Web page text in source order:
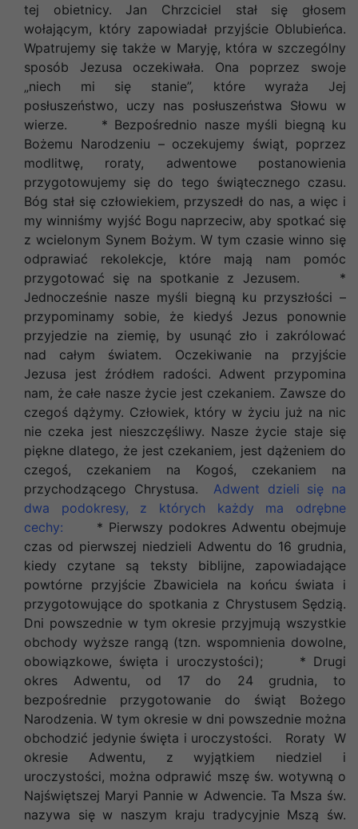
tej obietnicy. Jan Chrzciciel stał się głosem
wołającym, który zapowiadał przyjście Oblubieńca.
Wpatrujemy się także w Maryję, która w szczególny
sposób Jezusa oczekiwała. Ona poprzez swoje
„niech mi się stanie”, które wyraża Jej
posłuszeństwo, uczy nas posłuszeństwa Słowu w
wierze. * Bezpośrednio nasze myśli biegną ku
Bożemu Narodzeniu – oczekujemy świąt, poprzez
modlitwę, roraty, adwentowe postanowienia
przygotowujemy się do tego świątecznego czasu.
Bóg stał się człowiekiem, przyszedł do nas, a więc i
my winniśmy wyjść Bogu naprzeciw, aby spotkać się
z wcielonym Synem Bożym. W tym czasie winno się
odprawiać rekolekcje, które mają nam pomóc
przygotować się na spotkanie z Jezusem. *
Jednocześnie nasze myśli biegną ku przyszłości –
przypominamy sobie, że kiedyś Jezus ponownie
przyjedzie na ziemię, by usunąć zło i zakrólować
nad całym światem. Oczekiwanie na przyjście
Jezusa jest źródłem radości. Adwent przypomina
nam, że całe nasze życie jest czekaniem. Zawsze do
czegoś dążymy. Człowiek, który w życiu już na nic
nie czeka jest nieszczęśliwy. Nasze życie staje się
piękne dlatego, że jest czekaniem, jest dążeniem do
czegoś, czekaniem na Kogoś, czekaniem na
przychodzącego Chrystusa. Adwent dzieli się na
dwa podokresy, z których każdy ma odrębne
cechy: * Pierwszy podokres Adwentu obejmuje
czas od pierwszej niedzieli Adwentu do 16 grudnia,
kiedy czytane są teksty biblijne, zapowiadające
powtórne przyjście Zbawiciela na końcu świata i
przygotowujące do spotkania z Chrystusem Sędzią.
Dni powszednie w tym okresie przyjmują wszystkie
obchody wyższe rangą (tzn. wspomnienia dowolne,
obowiązkowe, święta i uroczystości); * Drugi
okres Adwentu, od 17 do 24 grudnia, to
bezpośrednie przygotowanie do świąt Bożego
Narodzenia. W tym okresie w dni powszednie można
obchodzić jedynie święta i uroczystości. Roraty W
okresie Adwentu, z wyjątkiem niedziel i
uroczystości, można odprawić mszę św. wotywną o
Najświętszej Maryi Pannie w Adwencie. Ta Msza św.
nazywa się w naszym kraju tradycyjnie Mszą św.